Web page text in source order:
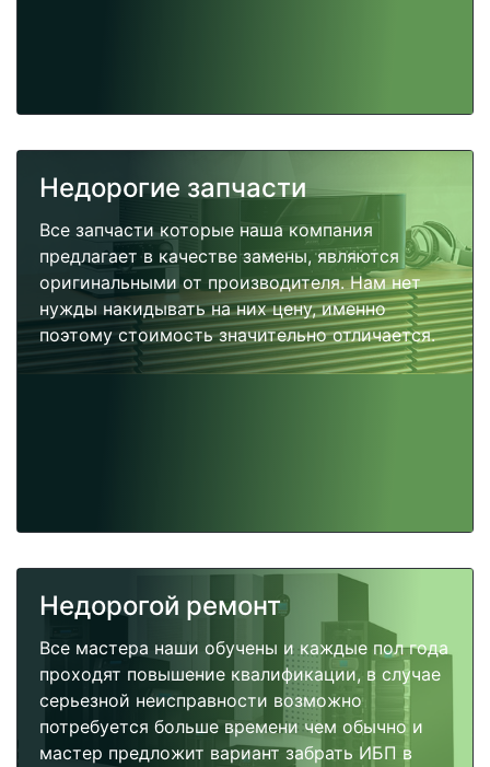
Недорогие запчасти
Все запчасти которые наша компания
предлагает в качестве замены, являются
оригинальными от производителя. Нам нет
нужды накидывать на них цену, именно
поэтому стоимость значительно отличается.
Недорогой ремонт
Все мастера наши обучены и каждые пол года
проходят повышение квалификации, в случае
серьезной неисправности возможно
потребуется больше времени чем обычно и
мастер предложит вариант забрать ИБП в